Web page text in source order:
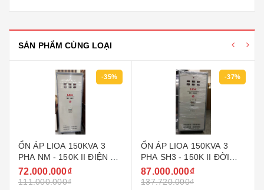
SẢN PHẨM CÙNG LOẠI
-35%
ỔN ÁP LIOA 150KVA 3
PHA NM - 150K II ĐIỆN ÁP
VÀO 304 ~ 420V
72.000.000₫
111.000.000₫
-37%
ỔN ÁP LIOA 150KVA 3
PHA SH3 - 150K II ĐỜI
MỚI NHẤT HIỆN NAY
87.000.000₫
137.720.000₫